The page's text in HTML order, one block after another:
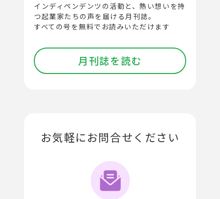
インディペンデンツの活動と、熱い想いを持
つ起業家たちの声を届ける月刊誌。
すべての号を無料でお読みいただけます
月刊誌を読む
お気軽にお問合せください